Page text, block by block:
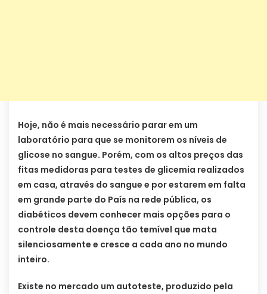
Hoje, não é mais necessário parar em um
laboratório para que se monitorem os níveis de
glicose no sangue. Porém, com os altos preços das
fitas medidoras para testes de glicemia realizados
em casa, através do sangue e por estarem em falta
em grande parte do País na rede pública, os
diabéticos devem conhecer mais opções para o
controle desta doença tão temível que mata
silenciosamente e cresce a cada ano no mundo
inteiro.
Existe no mercado um autoteste, produzido pela